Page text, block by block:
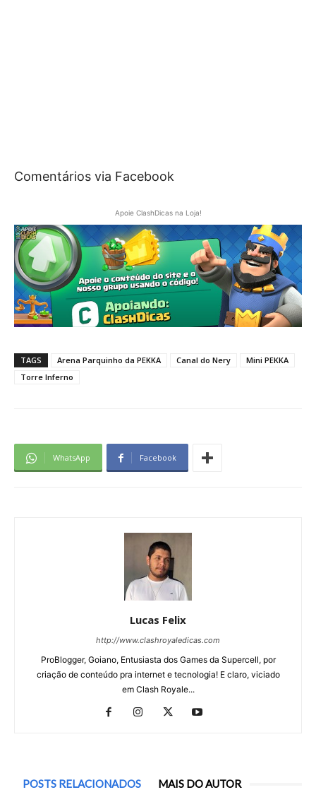
Comentários via Facebook
Apoie ClashDicas na Loja!
TAGS Arena Parquinho da PEKKA Canal do Nery
Mini PEKKA
Torre Inferno
WhatsApp Facebook
Lucas Felix
http://www.clashroyaledicas.com
ProBlogger, Goiano, Entusiasta dos Games da Supercell, por
criação de conteúdo pra internet e tecnologia! E claro, viciado
em Clash Royale...
POSTS RELACIONADOS MAIS DO AUTOR